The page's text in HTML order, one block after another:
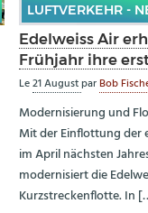
LUFTVERKEHR -
Edelweiss Air
Frühjahr ihre
Le21 AugustparBob
Modernisierung und
Mit der Einflottung der
im April nächsten
modernisiert die
Kurzstreckenflotte. In